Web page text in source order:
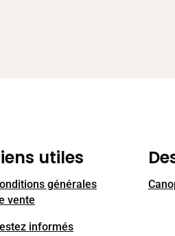
utiles
générales
vente
informés